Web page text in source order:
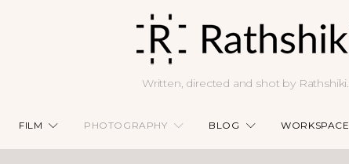
Written, directed and shot by Rathshiki.
FILM PHOTOGRAPHY BLOG WORKSPACE